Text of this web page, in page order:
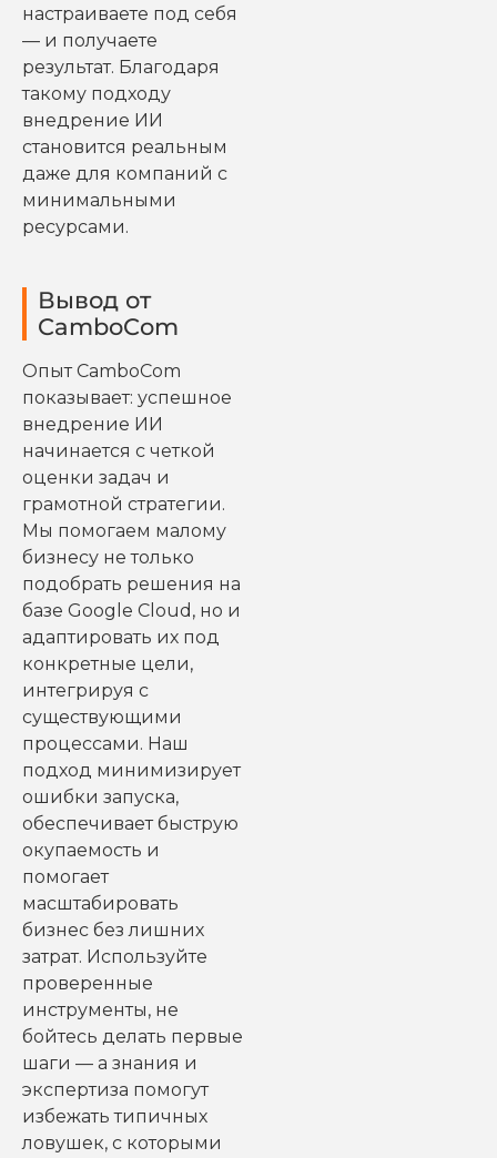
настраиваете под себя
— и получаете
результат. Благодаря
такому подходу
внедрение ИИ
становится реальным
даже для компаний с
минимальными
ресурсами.
Вывод от
CamboCom
Опыт CamboCom
показывает: успешное
внедрение ИИ
начинается с четкой
оценки задач и
грамотной стратегии.
Мы помогаем малому
бизнесу не только
подобрать решения на
базе Google Cloud, но и
адаптировать их под
конкретные цели,
интегрируя с
существующими
процессами. Наш
подход минимизирует
ошибки запуска,
обеспечивает быструю
окупаемость и
помогает
масштабировать
бизнес без лишних
затрат. Используйте
проверенные
инструменты, не
бойтесь делать первые
шаги — а знания и
экспертиза помогут
избежать типичных
ловушек, с которыми